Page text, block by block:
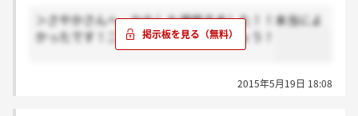
＞さやかさんへ わたしも連絡きました！！本当によ
かったです！二次面接もがんばりましょう！
2015年5月19日 18:08